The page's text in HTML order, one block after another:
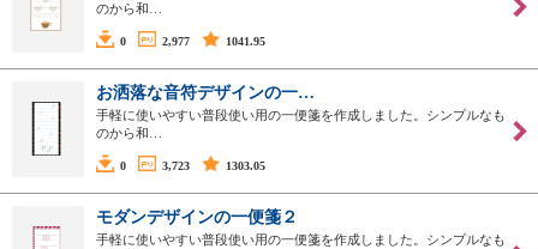
のから和…
0 2,977 1041.95
お洒落な音符デザインの一…
手軽に使いやすい普段使い用の一便箋を作成しました。シンプルなも
のから和…
0 3,723 1303.05
モダンデザインの一便箋２
手軽に使いやすい普段使い用の一便箋を作成しました。シンプルなも